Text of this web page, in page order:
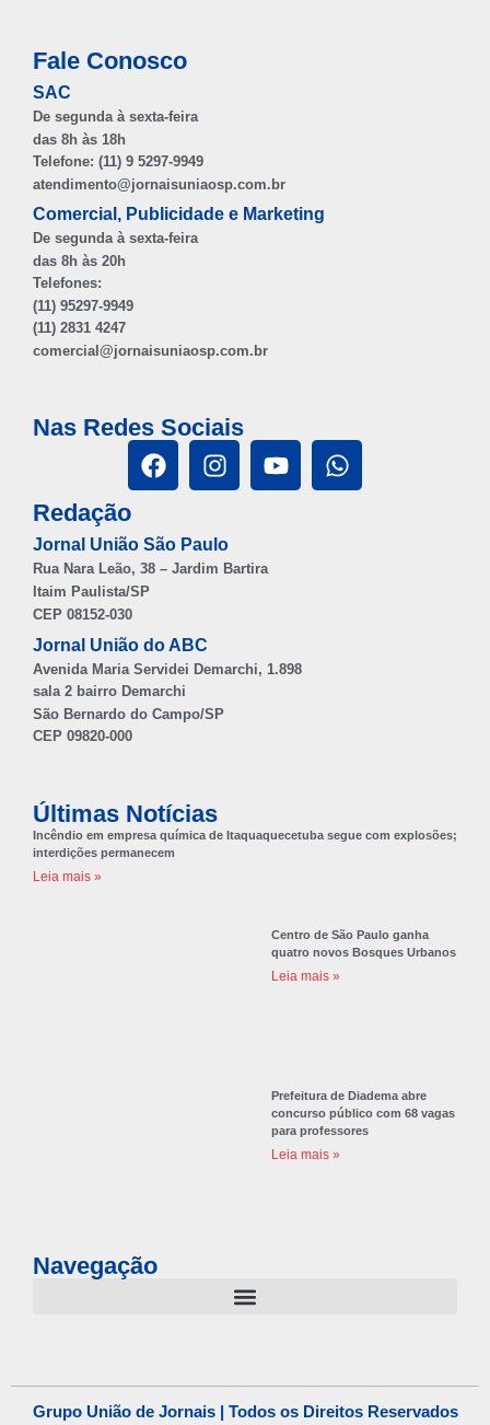
Fale Conosco
SAC
De segunda à sexta-feira
das 8h às 18h
Telefone: (11) 9 5297-9949
atendimento@jornaisuniaosp.com.br
Comercial, Publicidade e Marketing
De segunda à sexta-feira
das 8h às 20h
Telefones:
(11) 95297-9949
(11) 2831 4247
comercial@jornaisuniaosp.com.br
Nas Redes Sociais
Redação
Jornal União São Paulo
Rua Nara Leão, 38 – Jardim Bartira
Itaim Paulista/SP
CEP 08152-030
Jornal União do ABC
Avenida Maria Servidei Demarchi, 1.898
sala 2 bairro Demarchi
São Bernardo do Campo/SP
CEP 09820-000
Últimas Notícias
Incêndio em empresa química de Itaquaquecetuba segue com explosões;
interdições permanecem
Leia mais »
Centro de São Paulo ganha
quatro novos Bosques Urbanos
Leia mais »
Prefeitura de Diadema abre
concurso público com 68 vagas
para professores
Leia mais »
Navegação
Grupo União de Jornais | Todos os Direitos Reservados